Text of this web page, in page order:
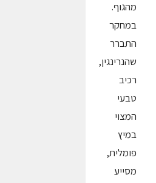
מהגוף.
במחקר
התברר
שהנרינגין,
רכיב
טבעי
המצוי
במיץ
פומלית,
מסייע